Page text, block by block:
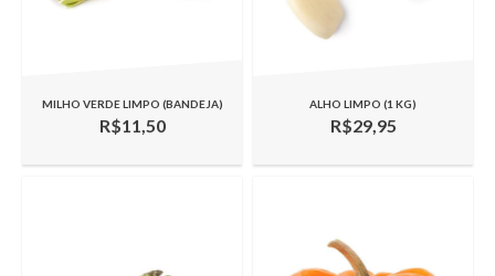
MILHO VERDE LIMPO (BANDEJA)
R$11,50
ALHO LIMPO (1 KG)
R$29,95